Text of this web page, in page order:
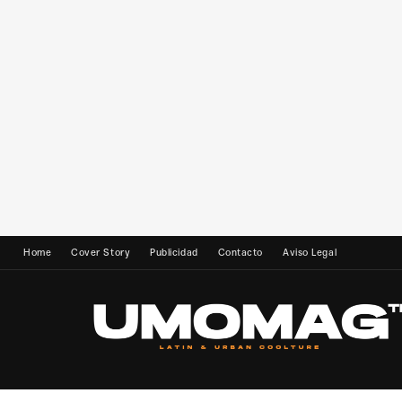
Home Cover Story Publicidad Contacto Aviso Legal